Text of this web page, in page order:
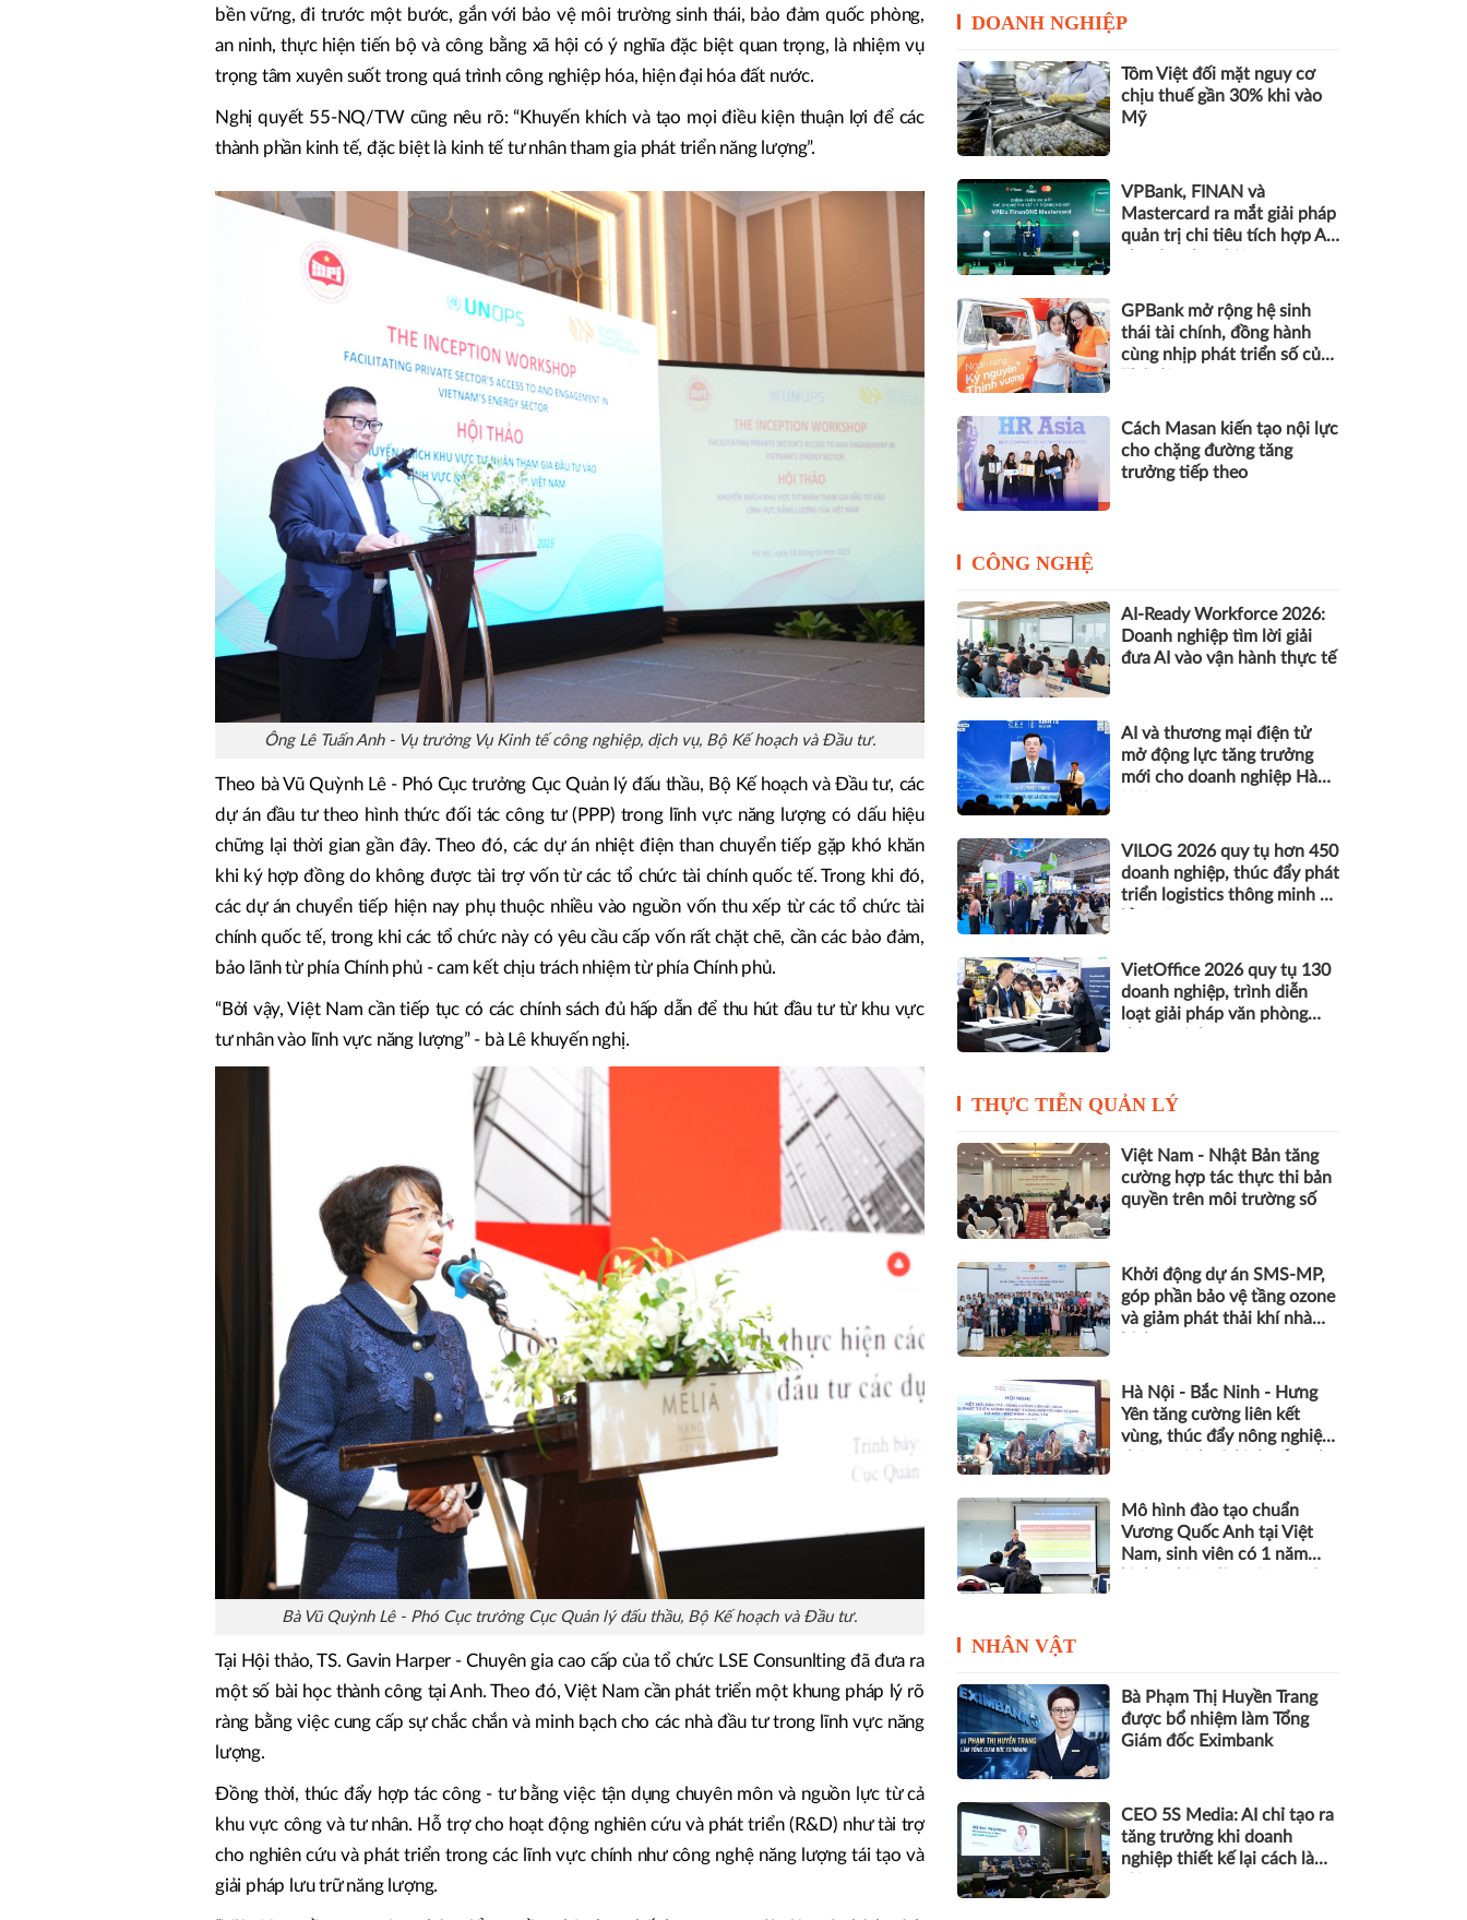
bền vững, đi trước một bước, gắn với bảo vệ môi trường sinh thái, bảo đảm quốc phòng,
an ninh, thực hiện tiến bộ và công bằng xã hội có ý nghĩa đặc biệt quan trọng, là nhiệm vụ
trọng tâm xuyên suốt trong quá trình công nghiệp hóa, hiện đại hóa đất nước.
Nghị quyết 55-NQ/TW cũng nêu rõ: “Khuyến khích và tạo mọi điều kiện thuận lợi để các
thành phần kinh tế, đặc biệt là kinh tế tư nhân tham gia phát triển năng lượng”.
Ông Lê Tuấn Anh - Vụ trưởng Vụ Kinh tế công nghiệp, dịch vụ, Bộ Kế hoạch và Đầu tư.
Theo bà Vũ Quỳnh Lê - Phó Cục trưởng Cục Quản lý đấu thầu, Bộ Kế hoạch và Đầu tư, các
dự án đầu tư theo hình thức đối tác công tư (PPP) trong lĩnh vực năng lượng có dấu hiệu
chững lại thời gian gần đây. Theo đó, các dự án nhiệt điện than chuyển tiếp gặp khó khăn
khi ký hợp đồng do không được tài trợ vốn từ các tổ chức tài chính quốc tế. Trong khi đó,
các dự án chuyển tiếp hiện nay phụ thuộc nhiều vào nguồn vốn thu xếp từ các tổ chức tài
chính quốc tế, trong khi các tổ chức này có yêu cầu cấp vốn rất chặt chẽ, cần các bảo đảm,
bảo lãnh từ phía Chính phủ - cam kết chịu trách nhiệm từ phía Chính phủ.
“Bởi vậy, Việt Nam cần tiếp tục có các chính sách đủ hấp dẫn để thu hút đầu tư từ khu vực
tư nhân vào lĩnh vực năng lượng” - bà Lê khuyến nghị.
Bà Vũ Quỳnh Lê - Phó Cục trưởng Cục Quản lý đấu thầu, Bộ Kế hoạch và Đầu tư.
Tại Hội thảo, TS. Gavin Harper - Chuyên gia cao cấp của tổ chức LSE Consunlting đã đưa ra
một số bài học thành công tại Anh. Theo đó, Việt Nam cần phát triển một khung pháp lý rõ
ràng bằng việc cung cấp sự chắc chắn và minh bạch cho các nhà đầu tư trong lĩnh vực năng
lượng.
Đồng thời, thúc đẩy hợp tác công - tư bằng việc tận dụng chuyên môn và nguồn lực từ cả
khu vực công và tư nhân. Hỗ trợ cho hoạt động nghiên cứu và phát triển (R&D) như tài trợ
cho nghiên cứu và phát triển trong các lĩnh vực chính như công nghệ năng lượng tái tạo và
giải pháp lưu trữ năng lượng.
DOANH NGHIỆP
Tôm Việt đối mặt nguy cơ
chịu thuế gần 30% khi vào
Mỹ
VPBank, FINAN và
Mastercard ra mắt giải pháp
quản trị chi tiêu tích hợp AI
GPBank mở rộng hệ sinh
thái tài chính, đồng hành
cùng nhịp phát triển số của
Cách Masan kiến tạo nội lực
cho chặng đường tăng
trưởng tiếp theo
CÔNG NGHỆ
AI-Ready Workforce 2026:
Doanh nghiệp tìm lời giải
đưa AI vào vận hành thực tế
AI và thương mại điện tử
mở động lực tăng trưởng
mới cho doanh nghiệp Hà
VILOG 2026 quy tụ hơn 450
doanh nghiệp, thúc đẩy phát
triển logistics thông minh và
VietOffice 2026 quy tụ 130
doanh nghiệp, trình diễn
loạt giải pháp văn phòng
THỰC TIỄN QUẢN LÝ
Việt Nam - Nhật Bản tăng
cường hợp tác thực thi bản
quyền trên môi trường số
Khởi động dự án SMS-MP,
góp phần bảo vệ tầng ozone
và giảm phát thải khí nhà
Hà Nội - Bắc Ninh - Hưng
Yên tăng cường liên kết
vùng, thúc đẩy nông nghiệp
Mô hình đào tạo chuẩn
Vương Quốc Anh tại Việt
Nam, sinh viên có 1 năm
NHÂN VẬT
Bà Phạm Thị Huyền Trang
được bổ nhiệm làm Tổng
Giám đốc Eximbank
CEO 5S Media: AI chỉ tạo ra
tăng trưởng khi doanh
nghiệp thiết kế lại cách làm